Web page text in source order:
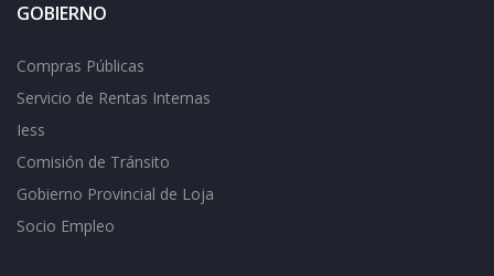
GOBIERNO
Compras Públicas
Servicio de Rentas Internas
Iess
Comisión de Tránsito
Gobierno Provincial de Loja
Socio Empleo